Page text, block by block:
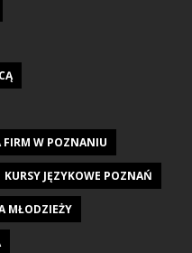
FIRM W POZNANIU
KURSY JĘZYKOWE POZNAŃ
MŁODZIEŻY